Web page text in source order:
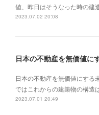
値、昨日はそうなった時の建
2023.07.02 20:08
日本の不動産を無価値にする
ではこれからの建築物の構造
2023.07.01 20:49